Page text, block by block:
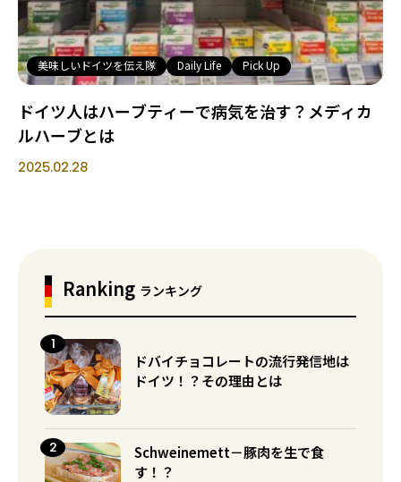
美味しいドイツを伝え隊 Daily Life Pick Up
ドイツ人はハーブティーで病気を治す？メディカ
ルハーブとは
2025.02.28
Ranking ランキング
ドバイチョコレートの流行発信地は
ドイツ！？その理由とは
Schweinemett－豚肉を生で食
す！？